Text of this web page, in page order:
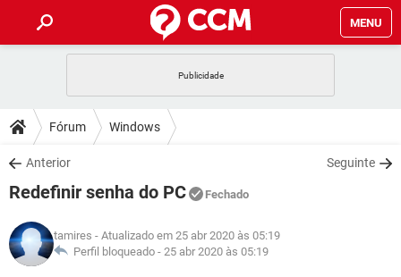
MENU
CELULAR
OUTLOOK
INSTAGRAM GMAIL
GUIA DE COMPRAS
DICAS
JOGOS
INSTAGRAM GMAIL
GUIA DE COMPRAS
DOWNLOADS
JOGOS WHATSAPP
CELULAR
OUTLOOK EXCEL
JOGOS WHATSAPP
CELULAR
GLOSSÁRIO
Fórum Windows
Anterior Seguinte
Redefinir senha do PC Fechado
tamires - Atualizado em 25 abr 2020 às 05:19
Perfil bloqueado - 25 abr 2020 às 05:19